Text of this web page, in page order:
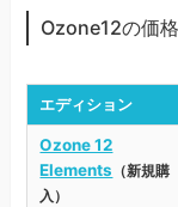
Ozone12の価
エディション
Ozone 12
Elements （新規購
入）